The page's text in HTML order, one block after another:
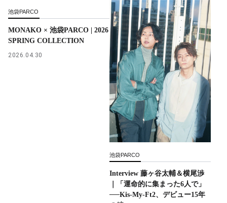
池袋PARCO
MONAKO × 池袋PARCO | 2026
SPRING COLLECTION
2026.04.30
池袋PARCO
Interview 藤ヶ谷太輔＆横尾渉
｜「運命的に集まった6人で」
──Kis-My-Ft2、デビュー15年